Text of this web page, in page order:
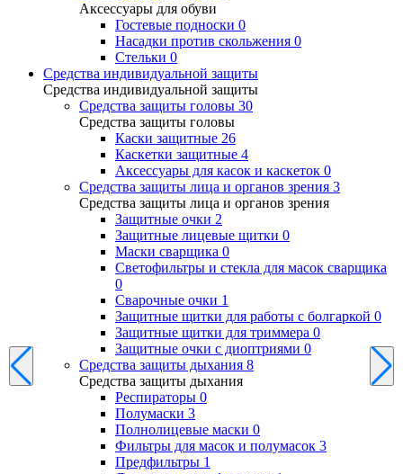
Аксессуары для обуви
Гостевые подноски 0
Насадки против скольжения 0
Стельки 0
Средства индивидуальной защиты
Средства индивидуальной защиты
Средства защиты головы 30
Средства защиты головы
Каски защитные 26
Каскетки защитные 4
Аксессуары для касок и каскеток 0
Средства защиты лица и органов зрения 3
Средства защиты лица и органов зрения
Защитные очки 2
Защитные лицевые щитки 0
Маски сварщика 0
Светофильтры и стекла для масок сварщика
0
Сварочные очки 1
Защитные щитки для работы с болгаркой 0
Защитные щитки для триммера 0
Защитные очки с диоптриями 0
Средства защиты дыхания 8
Средства защиты дыхания
Респираторы 0
Полумаски 3
Полнолицевые маски 0
Фильтры для масок и полумасок 3
Предфильтры 1